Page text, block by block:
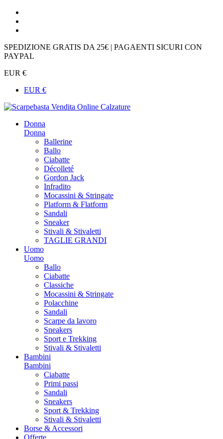
SPEDIZIONE GRATIS DA 25€ | PAGAENTI SICURI CON
PAYPAL
EUR €
EUR €
Donna
Donna
Ballerine
Ballo
Ciabatte
Décolleté
Gordon Jack
Infradito
Mocassini & Stringate
Platform & Flatform
Sandali
Sneaker
Stivali & Stivaletti
TAGLIE GRANDI
Uomo
Uomo
Ballo
Ciabatte
Classiche
Mocassini & Stringate
Polacchine
Sandali
Scarpe da lavoro
Sneakers
Sport e Trekking
Stivali & Stivaletti
Bambini
Bambini
Ciabatte
Primi passi
Sandali
Sneakers
Sport & Trekking
Stivali & Stivaletti
Borse & Accessori
Offerte